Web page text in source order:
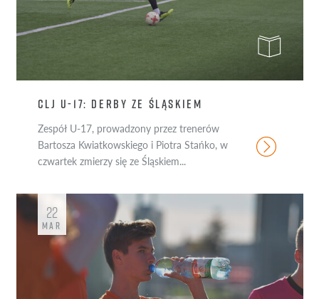
CLJ U-17: DERBY ZE ŚLĄSKIEM
Zespół U-17, prowadzony przez trenerów
Bartosza Kwiatkowskiego i Piotra Stańko, w
czwartek zmierzy się ze Śląskiem...
22
MAR